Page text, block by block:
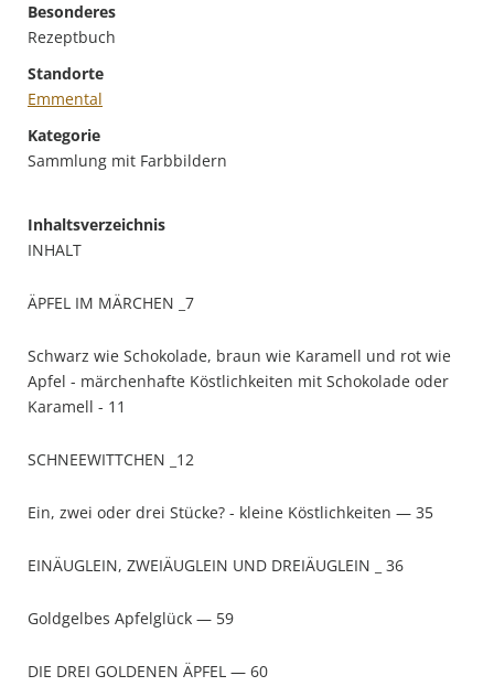
Besonderes
Rezeptbuch
Standorte
Emmental
Kategorie
Sammlung mit Farbbildern
Inhaltsverzeichnis
INHALT
ÄPFEL IM MÄRCHEN _7
Schwarz wie Schokolade, braun wie Karamell und rot wie
Apfel - märchenhafte Köstlichkeiten mit Schokolade oder
Karamell - 11
SCHNEEWITTCHEN _12
Ein, zwei oder drei Stücke? - kleine Köstlichkeiten — 35
EINÄUGLEIN, ZWEIÄUGLEIN UND DREIÄUGLEIN _ 36
Goldgelbes Apfelglück — 59
DIE DREI GOLDENEN ÄPFEL — 60